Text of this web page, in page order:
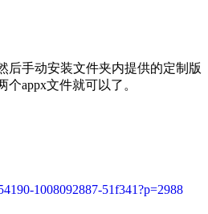
后手动安装文件夹内提供的定制版
appx文件就可以了。
1008092887-51f341?p=2988